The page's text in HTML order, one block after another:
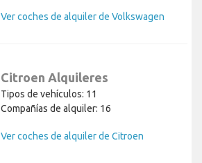
Ver coches de alquiler de Volkswagen
Citroen Alquileres
Tipos de vehículos: 11
Compañías de alquiler: 16
Ver coches de alquiler de Citroen